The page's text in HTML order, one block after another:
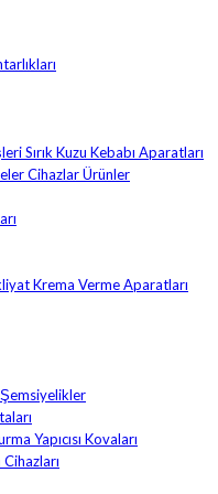
Sırık Kuzu Kebabı Aparatları
Cihazlar Ürünler
Krema Verme Aparatları
Yapıcısı Kovaları